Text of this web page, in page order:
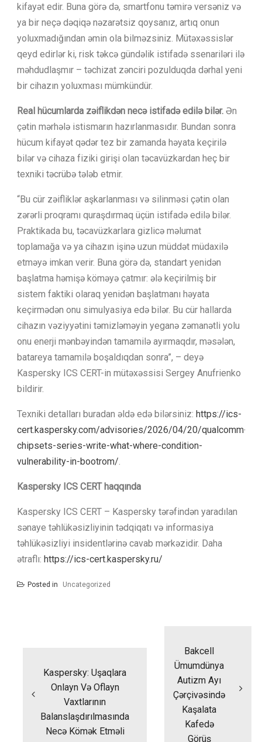
kifayət edir. Buna görə də, smartfonu təmirə versəniz və
ya bir neçə dəqiqə nəzarətsiz qoysanız, artıq onun
yoluxmadığından əmin ola bilməzsiniz. Mütəxəssislər
qeyd edirlər ki, risk təkcə gündəlik istifadə ssenariləri ilə
məhdudlaşmır – təchizat zənciri pozulduqda dərhal yeni
bir cihazın yoluxması mümkündür.
Real hücumlarda zəiflikdən necə istifadə edilə bilər. Ən
çətin mərhələ istismarın hazırlanmasıdır. Bundan sonra
hücum kifayət qədər tez bir zamanda həyata keçirilə
bilər və cihaza fiziki girişi olan təcavüzkardan heç bir
texniki təcrübə tələb etmir.
“Bu cür zəifliklər aşkarlanması və silinməsi çətin olan
zərərli proqramı quraşdırmaq üçün istifadə edilə bilər.
Praktikada bu, təcavüzkarlara gizlicə məlumat
toplamağa və ya cihazın işinə uzun müddət müdaxilə
etməyə imkan verir. Buna görə də, standart yenidən
başlatma həmişə köməyə çatmır: ələ keçirilmiş bir
sistem faktiki olaraq yenidən başlatmanı həyata
keçirmədən onu simulyasiya edə bilər. Bu cür hallarda
cihazın vəziyyətini təmizləməyin yeganə zəmanətli yolu
onu enerji mənbəyindən tamamilə ayırmaqdır, məsələn,
batareya tamamilə boşaldıqdan sonra”, – deyə
Kaspersky ICS CERT-in mütəxəssisi Sergey Anufrienko
bildirir.
Texniki detalları buradan əldə edə bilərsiniz: https://ics-
cert.kaspersky.com/advisories/2026/04/20/qualcomm-
chipsets-series-write-what-where-condition-
vulnerability-in-bootrom/
Kaspersky ICS CERT haqqında
Kaspersky ICS CERT – Kaspersky tərəfindən yaradılan
sənaye təhlükəsizliyinin tədqiqatı və informasiya
təhlükəsizliyi insidentlərinə cavab mərkəzidir. Daha
ətraflı: https://ics-cert.kaspersky.ru/
Posted in Uncategorized
Kaspersky: Uşaqlara
Onlayn Və Oflayn
Vaxtlarının
Balanslaşdırılmasında
Necə Kömək Etməli
Bakcell
Ümumdünya
Autizm Ayı
Çərçivəsində
Kaşalata
Kafedə
Görüş